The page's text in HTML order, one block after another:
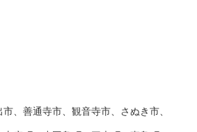
、善通寺市、観音寺市、さぬき市、